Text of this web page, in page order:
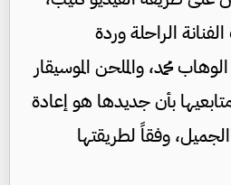
الراحلة وردة
محمد، والملحن الموسيقار
بأن جديدها هو إعادة
وفقاً لطريقتها